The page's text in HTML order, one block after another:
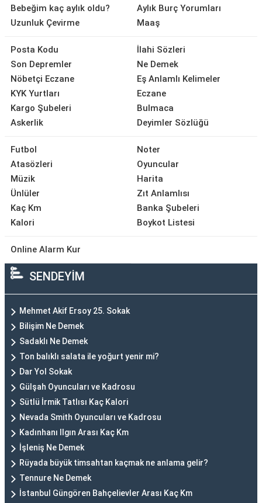
Bebeğim kaç aylık oldu?
Uzunluk Çevirme
Aylık Burç Yorumları
Maaş
Posta Kodu
Son Depremler
Nöbetçi Eczane
KYK Yurtları
Kargo Şubeleri
Askerlik
İlahi Sözleri
Ne Demek
Eş Anlamlı Kelimeler
Eczane
Bulmaca
Deyimler Sözlüğü
Futbol
Atasözleri
Müzik
Ünlüler
Kaç Km
Kalori
Noter
Oyuncular
Harita
Zıt Anlamlısı
Banka Şubeleri
Boykot Listesi
Online Alarm Kur
SENDEYİM
Mehmet Akif Ersoy 25. Sokak
Bilişim Ne Demek
Sadaklı Ne Demek
Ton balıklı salata ile yoğurt yenir mi?
Dar Yol Sokak
Gülşah Oyuncuları ve Kadrosu
Sütlü İrmik Tatlısı Kaç Kalori
Nevada Smith Oyuncuları ve Kadrosu
Kadınhanı Ilgın Arası Kaç Km
İşleniş Ne Demek
Rüyada büyük timsahtan kaçmak ne anlama gelir?
Tennure Ne Demek
İstanbul Güngören Bahçelievler Arası Kaç Km